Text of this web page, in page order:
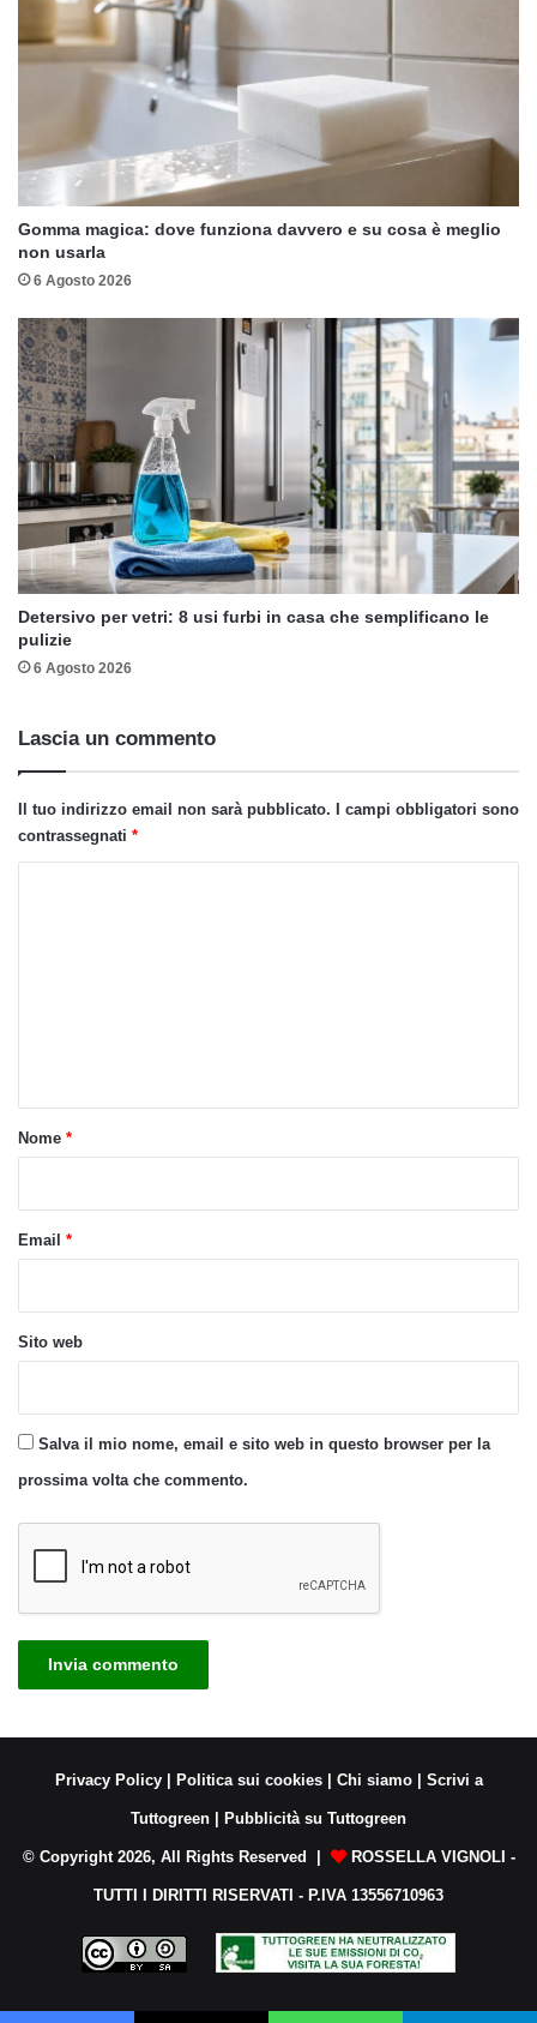
Gomma magica: dove funziona davvero e su cosa è meglio
non usarla
6 Agosto 2026
Detersivo per vetri: 8 usi furbi in casa che semplificano le
pulizie
6 Agosto 2026
Lascia un commento
Il tuo indirizzo email non sarà pubblicato.
I campi obbligatori sono
contrassegnati *
oNome *
Email *
Sito web
Salva il mio nome, email e sito web in questo browser per la
prossima volta che commento.
Privacy Policy| Politica sui cookies| Chi siamo| Scrivi a
Tuttogreen Pubblicità su Tuttogreen
© Copyright 2026, All Rights Reserved | ROSSELLA VIGNOLI -
TUTTI I DIRITTI RISERVATI - P.IVA 13556710963